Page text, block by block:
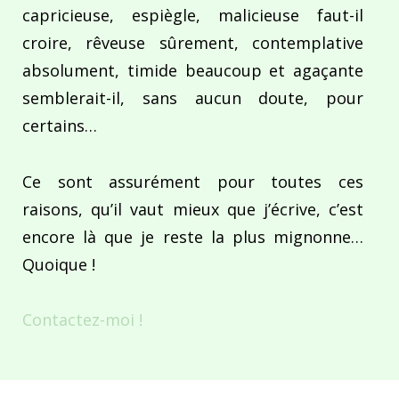
capricieuse, espiègle, malicieuse faut-il
croire, rêveuse sûrement, contemplative
absolument, timide beaucoup et agaçante
semblerait-il, sans aucun doute, pour
certains…
Ce sont assurément pour toutes ces
raisons, qu’il vaut mieux que j’écrive, c’est
encore là que je reste la plus mignonne…
Quoique !
Contactez-moi !